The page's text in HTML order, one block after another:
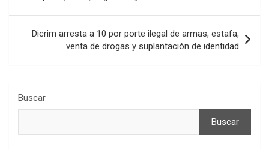
entradas
Dicrim arresta a 10 por porte ilegal de armas, estafa,
venta de drogas y suplantación de identidad
Buscar
Buscar